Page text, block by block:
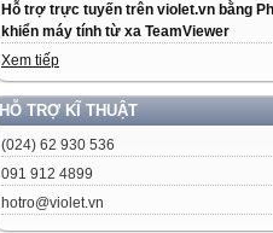
Hỗ trợ trực tuyến trên violet.vn bằng
khiển máy tính từ xa TeamViewer
Xem tiếp
HỖ TRỢ KĨ THUẬT
(024) 62 930 536
091 912 4899
hotro@violet.vn